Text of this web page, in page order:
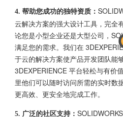
4. 帮助您成功的独特资质：
云解决方案的强大设计工具，完全
论您是小型企业还是大型公司，
满足您的需求。我们在
于云的解决方案使产品开发团队能
3DEXPERIENCE 平台轻松与有价
里他们可以随时访问所需的实时数
更高效、更安全地完成工作。
5. 广泛的社区支持：